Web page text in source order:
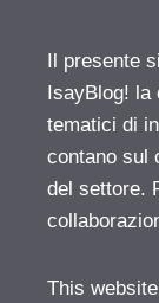
Il presente
IsayBlog!
tematici di
contano sul
del settore.
This